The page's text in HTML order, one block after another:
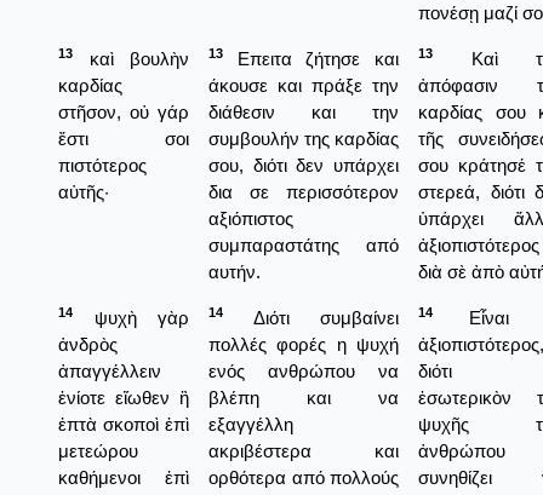
πονέσῃ μαζί
13
καὶ βουλὴν
καρδίας
στῆσον, οὐ γάρ
ἔστι σοι
πιστότερος
αὐτῆς·
13
Επειτα ζήτησε και
άκουσε και πράξε την
διάθεσιν και την
συμβουλήν της καρδίας
σου, διότι δεν υπάρχει
δια σε περισσότερον
αξιόπιστος
συμπαραστάτης από
αυτήν.
13
Καὶ
ἀπόφασιν
καρδίας σου
τῆς
σου κράτησέ
στερεά, διότι
ὑπάρχει
ἀξιοπιστότερος
διὰ σὲ ἀπὸ
14
ψυχὴ γὰρ
ἀνδρὸς
ἀπαγγέλλειν
ἐνίοτε εἴωθεν ἢ
ἑπτὰ σκοποὶ ἐπὶ
μετεώρου
καθήμενοι ἐπὶ
14
Διότι συμβαίνει
πολλές φορές η ψυχή
ενός ανθρώπου να
βλέπη και να
εξαγγέλλη
ακριβέστερα και
ορθότερα από πολλούς
14
Εἶναι
ἀξιοπιστότερος,
διότι
ἐσωτερικὸν
ψυχῆς
ἀνθρώπου
συνηθίζει